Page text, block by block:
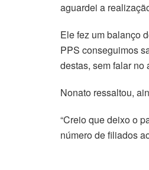
aguardei a
Ele fez um balanço
PPS conseguimos
destas, sem falar no
Nonato ressaltou,
“Creio que deixo o
número de filiados